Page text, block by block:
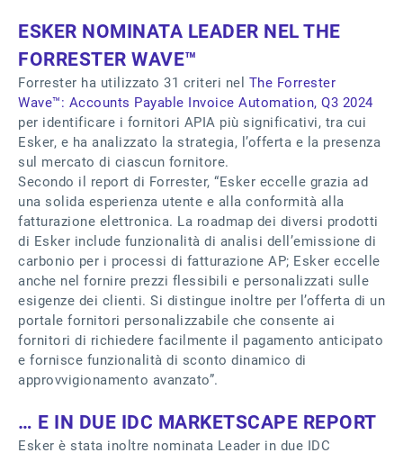
ESKER NOMINATA LEADER NEL THE
FORRESTER WAVE™
Forrester ha utilizzato 31 criteri nel The Forrester
Wave™: Accounts Payable Invoice Automation, Q3 2024
per identificare i fornitori APIA più significativi, tra cui
Esker, e ha analizzato la strategia, l’offerta e la presenza
sul mercato di ciascun fornitore.
Secondo il report di Forrester, “Esker eccelle grazia ad
una solida esperienza utente e alla conformità alla
fatturazione elettronica. La roadmap dei diversi prodotti
di Esker include funzionalità di analisi dell’emissione di
carbonio per i processi di fatturazione AP; Esker eccelle
anche nel fornire prezzi flessibili e personalizzati sulle
esigenze dei clienti. Si distingue inoltre per l’offerta di un
portale fornitori personalizzabile che consente ai
fornitori di richiedere facilmente il pagamento anticipato
e fornisce funzionalità di sconto dinamico di
approvvigionamento avanzato”.
… E IN DUE IDC MARKETSCAPE REPORT
Esker è stata inoltre nominata Leader in due IDC